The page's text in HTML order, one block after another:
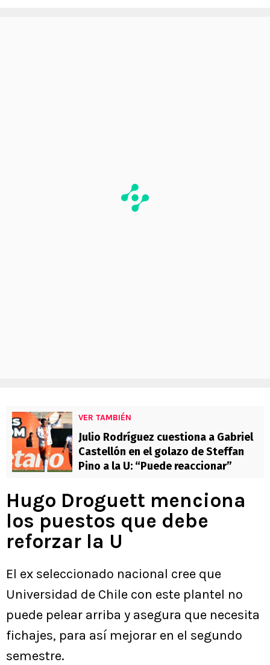
VER TAMBIÉN
Julio Rodríguez cuestiona a Gabriel
Castellón en el golazo de Steffan
Pino a la U: “Puede reaccionar”
Hugo Droguett menciona
los puestos que debe
reforzar la U
El ex seleccionado nacional cree que
Universidad de Chile con este plantel no
puede pelear arriba y asegura que necesita
fichajes, para así mejorar en el segundo
semestre.